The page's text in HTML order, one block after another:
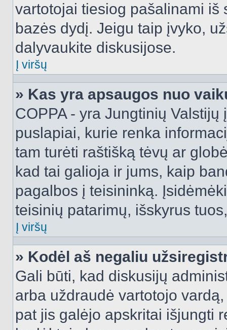
vartotojai tiesiog pašalinami iš
bazės dydį. Jeigu taip įvyko,
dalyvaukite diskusijose.
Į viršų
» Kas yra apsaugos nuo
COPPA - yra Jungtinių
puslapiai, kurie renka
tam turėti raštišką tėvų ar
kad tai galioja ir jums, kaip
pagalbos į teisininką.
teisinių patarimų, išskyrus
Į viršų
» Kodėl aš negaliu
Gali būti, kad diskusijų
arba uždraudė vartotojo
pat jis galėjo apskritai išjungti